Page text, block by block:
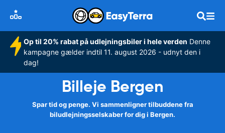
Op til 20% rabat på udlejningsbiler i hele verden Denne
kampagne gælder indtil 11. august 2026 - udnyt den i
dag!
Billeje Bergen
Spar tid og penge. Vi sammenligner tilbuddene fra
biludlejningsselskaber for dig i Bergen.